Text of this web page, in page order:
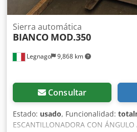
Legnago 9,868 km
Sierra automática
BIANCO MOD.350
Consultar
Estado: usado, Funcionalidad:
ESCANTILLONADORA CON ÁNGULO